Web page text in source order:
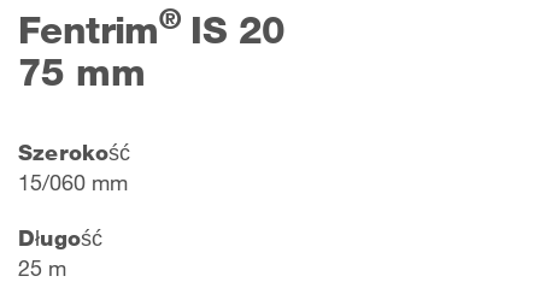
Fentrim®IS 20
75 mm
Szerokość
15/060 mm
Długość
25 m